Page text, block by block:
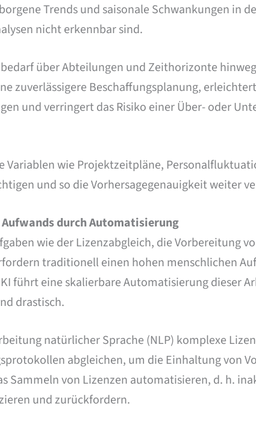
Trends und saisonale Schwankungen in
nicht erkennbar sind.
über Abteilungen und Zeithorizonte
zuverlässigere Beschaffungsplanung,
und verringert das Risiko einer Über- oder
Variablen wie Projektzeitpläne,
und so die Vorhersagegenauigkeit weiter
durch Automatisierung
wie der Lizenzabgleich, die Vorbereitung
traditionell einen hohen menschlichen
führt eine skalierbare Automatisierung dieser
drastisch.
natürlicher Sprache (NLP) komplexe
abgleichen, um die Einhaltung von
Sammeln von Lizenzen automatisieren, d. h.
und zurückfordern.